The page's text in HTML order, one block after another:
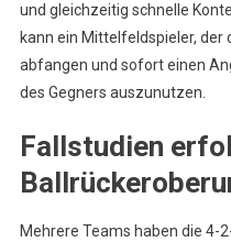
und gleichzeitig schnelle
kann ein Mittelfeldspieler, der
abfangen und sofort einen
des Gegners auszunutzen.
Fallstudien
Mehrere Teams haben die